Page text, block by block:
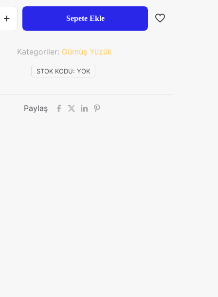
Sepete Ekle
STOK KODU: YOK
Kategoriler: Gümüş Yüzük
Paylaş